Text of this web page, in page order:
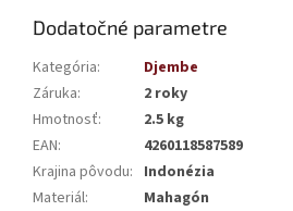
Dodatočné parametre
Kategória:
Djembe
Záruka:
2 roky
Hmotnosť:
2.5 kg
EAN:
4260118587589
Krajina pôvodu: Indonézia
Materiál:
Mahagón